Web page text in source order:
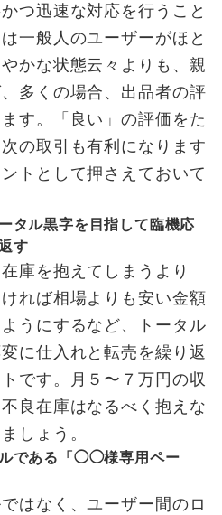
つ迅速な対応を行うこと
一般人のユーザーがほと
かな状態云々よりも、親
多くの場合、出品者の評
す。「良い」の評価をた
の取引も有利になります
トとして押さえておいて
タル黒字を目指して臨機応
す
庫を抱えてしまうより
れば相場よりも安い金額
うにするなど、トータル
に仕入れと転売を繰り返
です。月５〜７万円の収
良在庫はなるべく抱えな
しょう。
である「◯◯様専用ペー
はなく、ユーザー間のロ